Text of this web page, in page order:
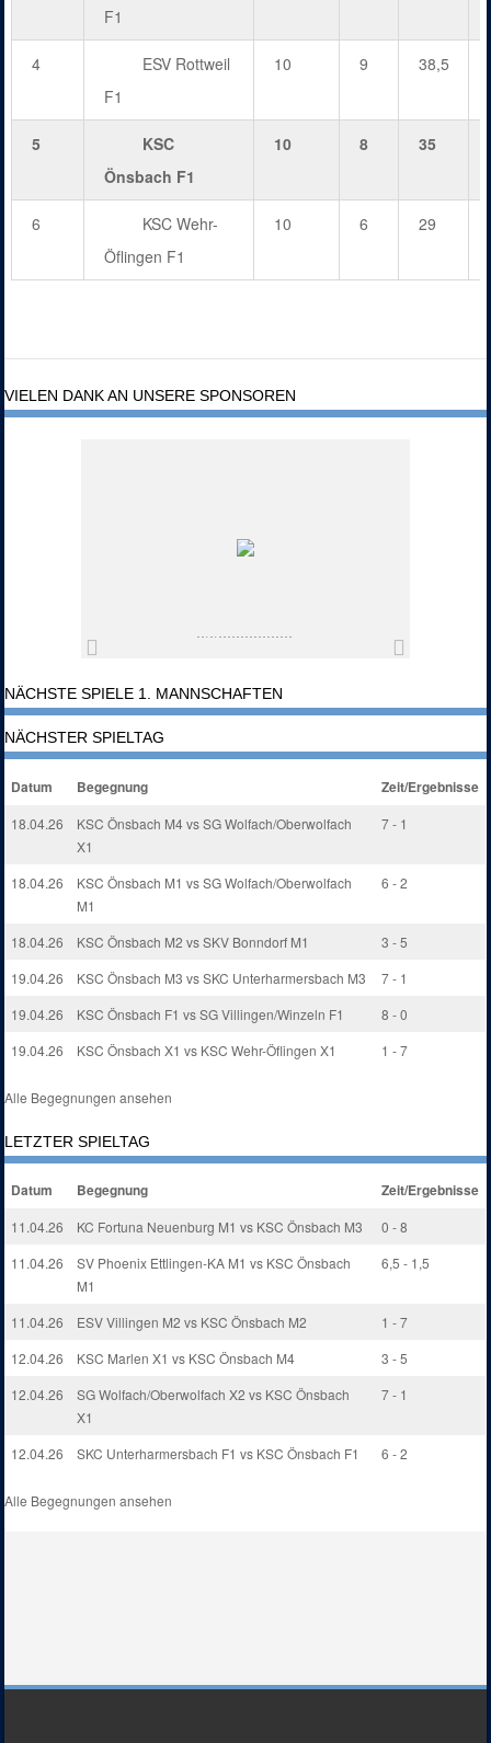
F1
4
ESV Rottweil
F1
10 9 38,5
5
KSC
Önsbach F1
10 8 35
6
KSC Wehr-
Öflingen F1
10 6 29
VIELEN DANK AN UNSERE SPONSOREN
NÄCHSTE SPIELE 1. MANNSCHAFTEN
NÄCHSTER SPIELTAG
Datum Begegnung Zeit/Ergebnisse
18.04.26
KSC Önsbach M4 vs SG Wolfach/Oberwolfach
X1
7 - 1
18.04.26
KSC Önsbach M1 vs SG Wolfach/Oberwolfach
M1
6 - 2
18.04.26 KSC Önsbach M2 vs SKV Bonndorf M1
3 - 5
19.04.26
KSC Önsbach M3 vs SKC Unterharmersbach M3
7 - 1
19.04.26
KSC Önsbach F1 vs SG Villingen/Winzeln F1
8 - 0
19.04.26
KSC Önsbach X1 vs KSC Wehr-Öflingen X1 1 - 7
Alle Begegnungen ansehen
LETZTER SPIELTAG
Datum Begegnung Zeit/Ergebnisse
11.04.26 KC Fortuna Neuenburg M1 vs KSC Önsbach M3
0 - 8
11.04.26
SV Phoenix Ettlingen-KA M1 vs KSC Önsbach
M1
6,5 - 1,5
11.04.26 ESV Villingen M2 vs KSC Önsbach M2
1 - 7
12.04.26
KSC Marlen X1 vs KSC Önsbach M4
3 - 5
12.04.26
SG Wolfach/Oberwolfach X2 vs KSC Önsbach
X1
7 - 1
12.04.26 SKC Unterharmersbach F1 vs KSC Önsbach F1 6 - 2
Alle Begegnungen ansehen